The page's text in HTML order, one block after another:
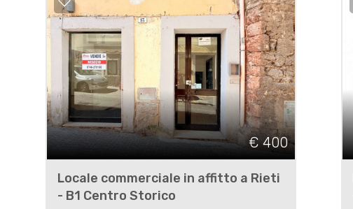
€ 400
Locale commerciale in affitto a Rieti
- B1 Centro Storico